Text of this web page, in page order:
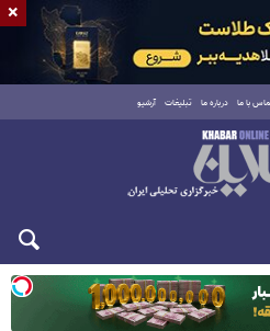
با ما درباره ما تبلیغات آرشیو
×